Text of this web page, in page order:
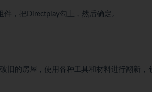
件，把Directplay勾上，然后确定。
旧的房屋，使用各种工具和材料进行翻新